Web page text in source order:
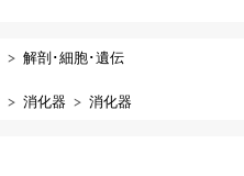
解剖･細胞･遺伝
消化器 消化器